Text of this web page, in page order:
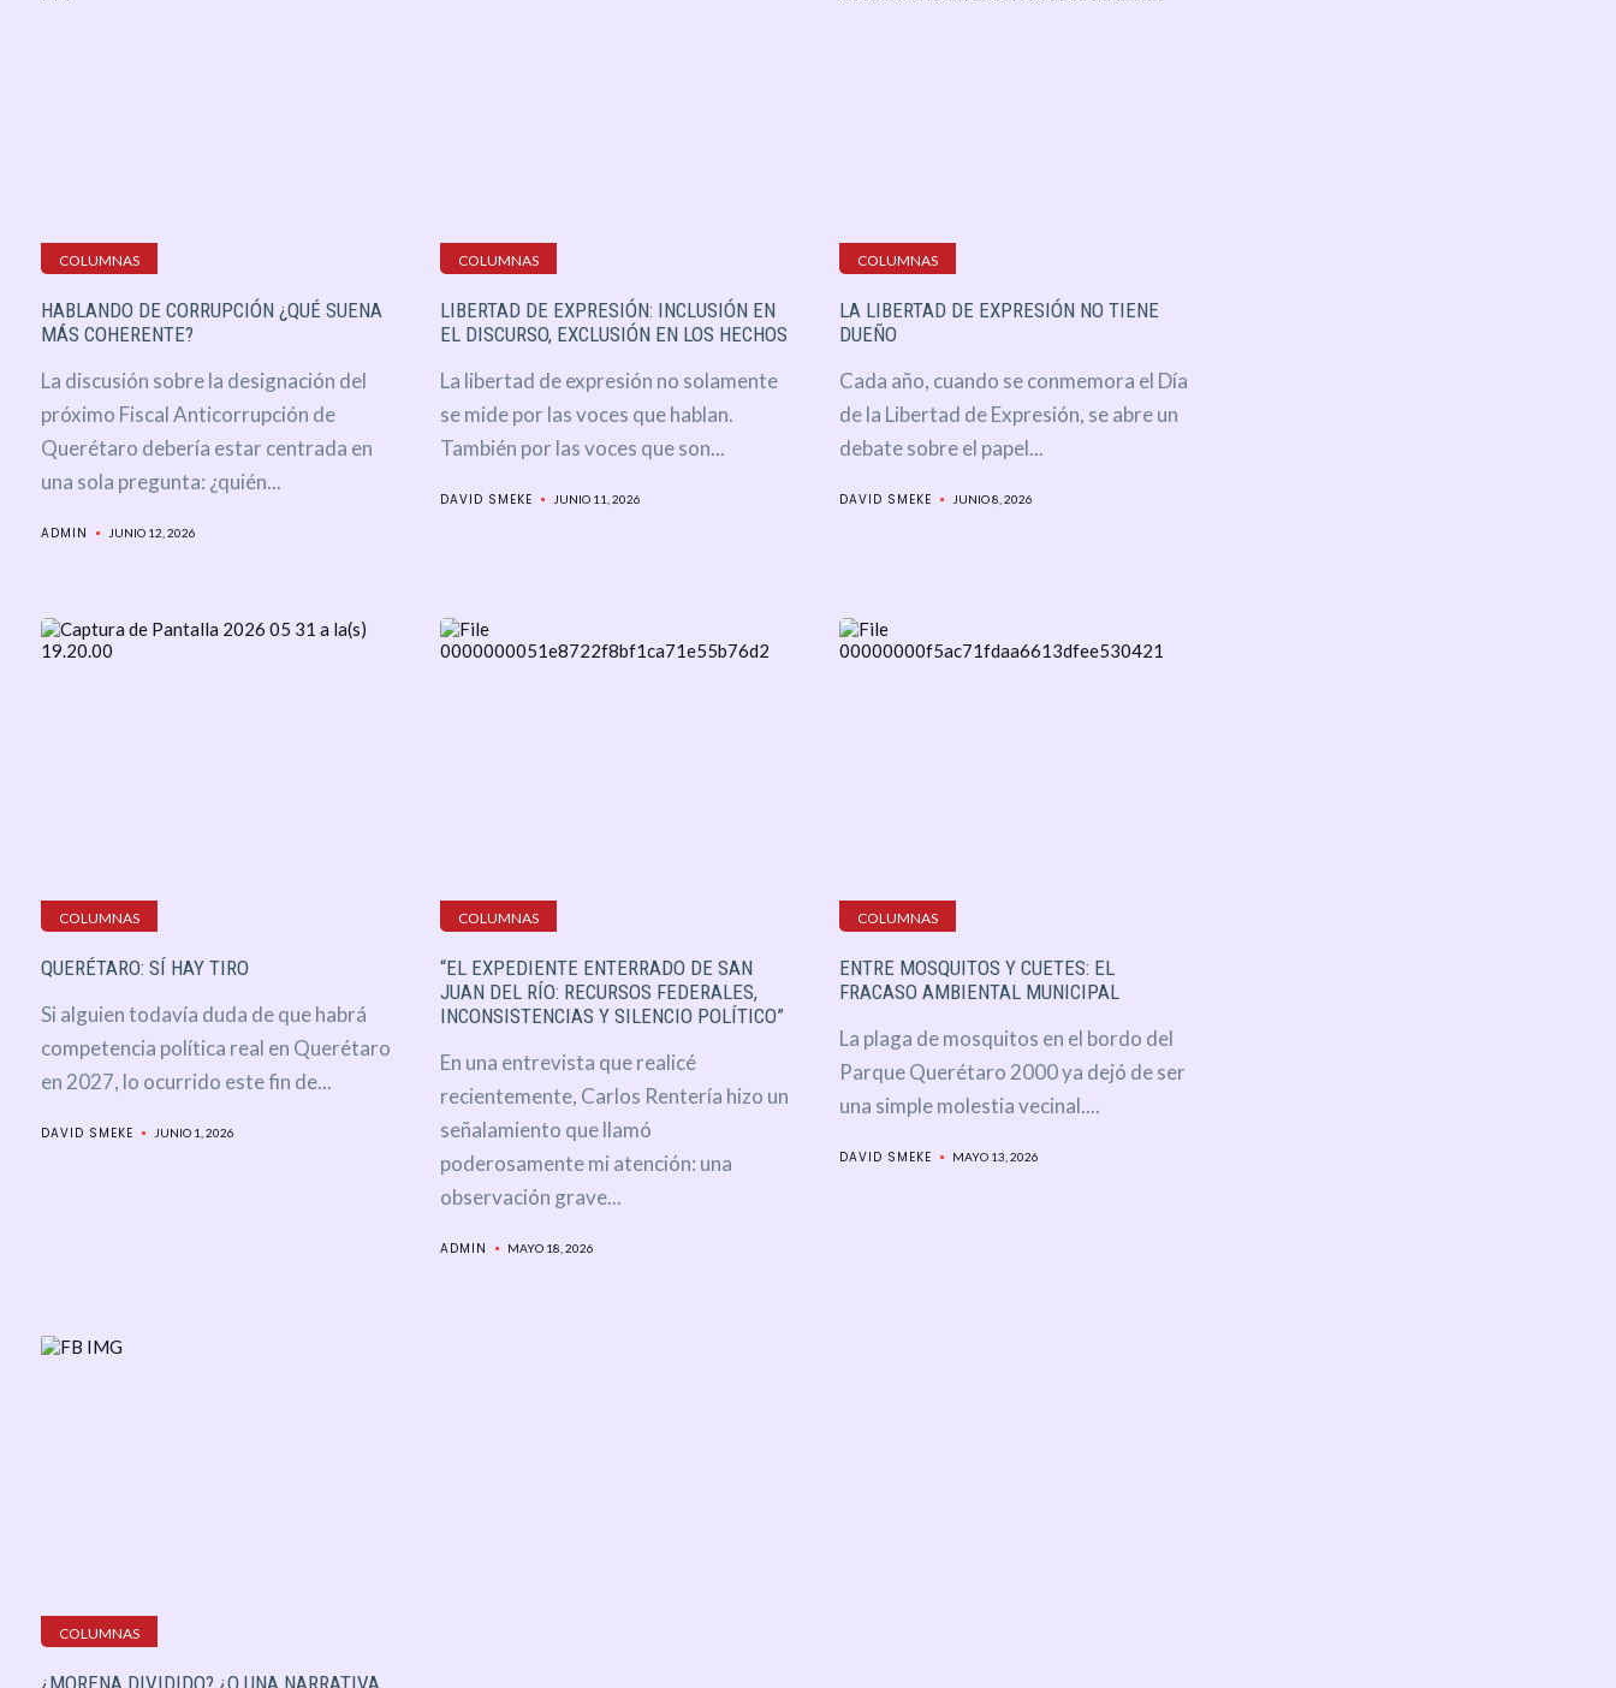
LXI
Educación
Deportes
REVISTA
QUERÉTARO
DE
VERDAD
COLUMNAS
HABLANDO DE CORRUPCIÓN ¿QUÉ SUENA
MÁS COHERENTE?
La discusión sobre la designación del
próximo Fiscal Anticorrupción de
Querétaro debería estar centrada en
una sola pregunta: ¿quién...
ADMIN JUNIO 12, 2026
COLUMNAS
LIBERTAD DE EXPRESIÓN: INCLUSIÓN EN
EL DISCURSO, EXCLUSIÓN EN LOS HECHOS
La libertad de expresión no solamente
se mide por las voces que hablan.
También por las voces que son...
DAVID SMEKE JUNIO 11, 2026
COLUMNAS
LA LIBERTAD DE EXPRESIÓN NO TIENE
DUEÑO
Cada año, cuando se conmemora el Día
de la Libertad de Expresión, se abre un
debate sobre el papel...
DAVID SMEKE JUNIO 8, 2026
COLUMNAS
QUERÉTARO: SÍ HAY TIRO
Si alguien todavía duda de que habrá
competencia política real en Querétaro
en 2027, lo ocurrido este fin de...
DAVID SMEKE JUNIO 1, 2026
COLUMNAS
“EL EXPEDIENTE ENTERRADO DE SAN
JUAN DEL RÍO: RECURSOS FEDERALES,
INCONSISTENCIAS Y SILENCIO POLÍTICO”
En una entrevista que realicé
recientemente, Carlos Rentería hizo un
señalamiento que llamó
poderosamente mi atención: una
observación grave...
ADMIN MAYO 18, 2026
COLUMNAS
ENTRE MOSQUITOS Y CUETES: EL
FRACASO AMBIENTAL MUNICIPAL
La plaga de mosquitos en el bordo del
Parque Querétaro 2000 ya dejó de ser
una simple molestia vecinal....
DAVID SMEKE MAYO 13, 2026
COLUMNAS